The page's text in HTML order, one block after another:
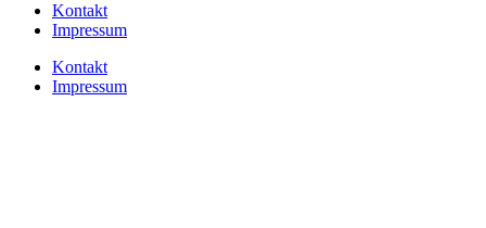
Kontakt
Impressum
Kontakt
Impressum